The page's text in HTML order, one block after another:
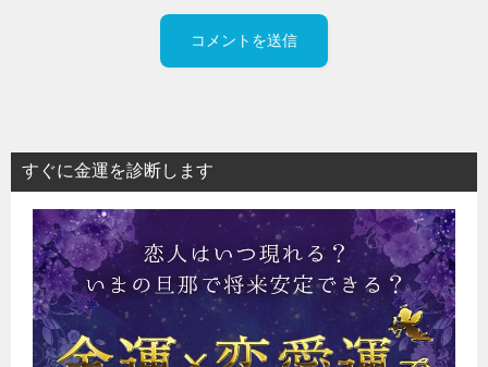
すぐに金運を診断します